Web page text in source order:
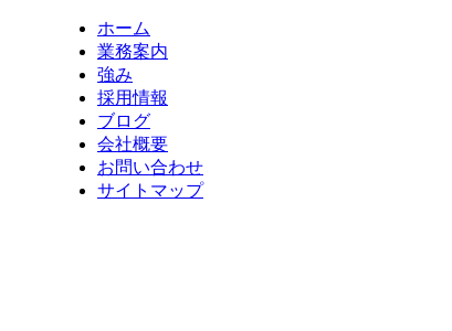
ホーム
業務案内
強み
採用情報
ブログ
会社概要
お問い合わせ
サイトマップ